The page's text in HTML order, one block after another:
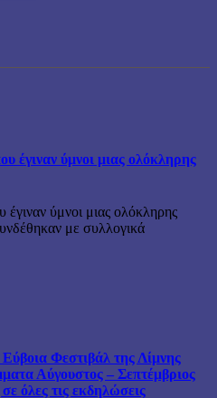
έγιναν ύμνοι μιας ολόκληρης
έγιναν ύμνοι μιας ολόκληρης
με συλλογικά
Φεστιβάλ της Λίμνης
Αύγουστος – Σεπτέμβριος
όλες τις εκδηλώσεις